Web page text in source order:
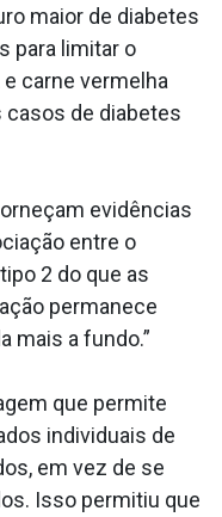
maior de diabetes
para limitar o
carne vermelha
casos de diabetes
evidências
entre o
2 do que as
permanece
mais a fundo.”
que permite
individuais de
em vez de se
Isso permitiu que